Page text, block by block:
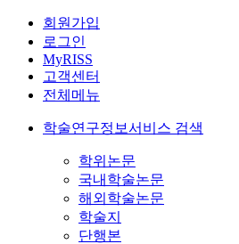
회원가입
로그인
MyRISS
고객센터
전체메뉴
학술연구정보서비스 검색
학위논문
국내학술논문
해외학술논문
학술지
단행본